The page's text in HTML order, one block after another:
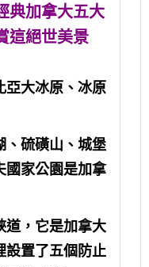
加拿大五大
這絕世美景
亞大冰原、冰原
、硫磺山、城堡
國家公園是加拿
道，它是加拿大
設置了五個防止